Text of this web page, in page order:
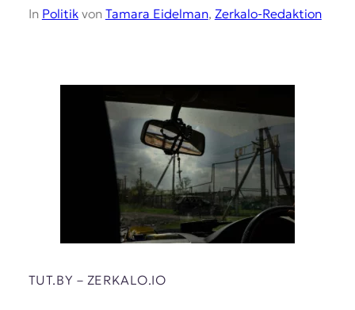
In Politikvon Tamara Eidelman, Zerkalo-Redaktion
TUT.BY – ZERKALO.IO